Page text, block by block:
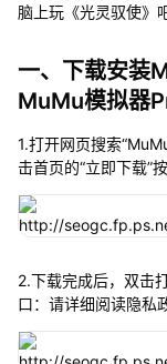
脑上玩《光灵驭使》
一、下载安装
MuMu模拟器
1.打开网页搜索
击首页的“立即下载”
2.下载完成后，双击
口：请详细阅读隐私